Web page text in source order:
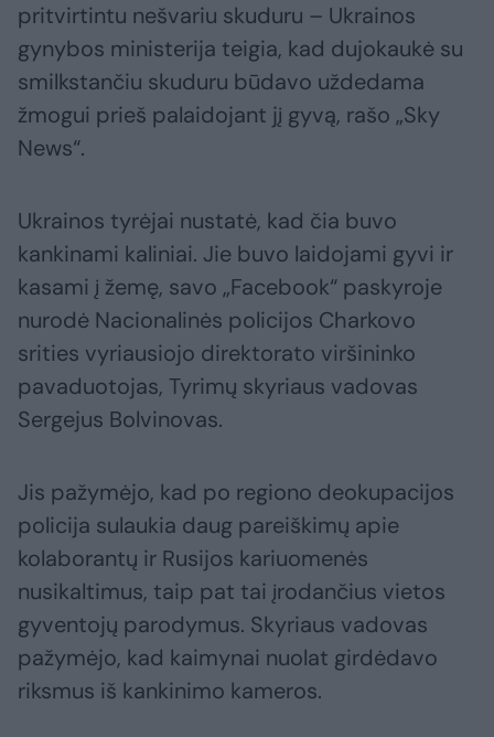
pritvirtintu nešvariu skuduru – Ukrainos
gynybos ministerija teigia, kad dujokaukė su
smilkstančiu skuduru būdavo uždedama
žmogui prieš palaidojant jį gyvą, rašo „Sky
News“.
Ukrainos tyrėjai nustatė, kad čia buvo
kankinami kaliniai. Jie buvo laidojami gyvi ir
kasami į žemę, savo „Facebook“ paskyroje
nurodė Nacionalinės policijos Charkovo
srities vyriausiojo direktorato viršininko
pavaduotojas, Tyrimų skyriaus vadovas
Sergejus Bolvinovas.
Jis pažymėjo, kad po regiono deokupacijos
policija sulaukia daug pareiškimų apie
kolaborantų ir Rusijos kariuomenės
nusikaltimus, taip pat tai įrodančius vietos
gyventojų parodymus. Skyriaus vadovas
pažymėjo, kad kaimynai nuolat girdėdavo
riksmus iš kankinimo kameros.